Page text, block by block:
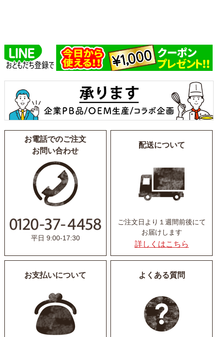
お電話でのご注文
お問い合わせ
平日 9:00-17:30
配送について
ご注文日より１週間前後にて
お届けします
詳しくはこちら
お支払いについて よくある質問